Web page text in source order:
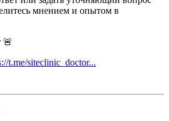
мнением и опытом в
🚨
t.me/siteclinic_doctor...